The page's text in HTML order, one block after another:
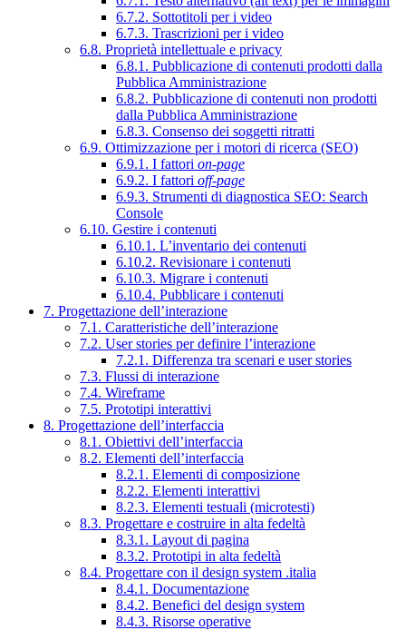
6.7.2. Sottotitoli per i video
6.7.3. Trascrizioni per i video
6.8. Proprietà intellettuale e privacy
6.8.1. Pubblicazione di contenuti prodotti dalla
Pubblica Amministrazione
6.8.2. Pubblicazione di contenuti non prodotti
dalla Pubblica Amministrazione
6.8.3. Consenso dei soggetti ritratti
6.9. Ottimizzazione per i motori di ricerca (SEO)
6.9.1. I fattori on-page
6.9.2. I fattori off-page
6.9.3. Strumenti di diagnostica SEO: Search
Console
6.10. Gestire i contenuti
6.10.1. L’inventario dei contenuti
6.10.2. Revisionare i contenuti
6.10.3. Migrare i contenuti
6.10.4. Pubblicare i contenuti
7. Progettazione dell’interazione
7.1. Caratteristiche dell’interazione
7.2. User stories per definire l’interazione
7.2.1. Differenza tra scenari e user stories
7.3. Flussi di interazione
7.4. Wireframe
7.5. Prototipi interattivi
8. Progettazione dell’interfaccia
8.1. Obiettivi dell’interfaccia
8.2. Elementi dell’interfaccia
8.2.1. Elementi di composizione
8.2.2. Elementi interattivi
8.2.3. Elementi testuali (microtesti)
8.3. Progettare e costruire in alta fedeltà
8.3.1. Layout di pagina
8.3.2. Prototipi in alta fedeltà
8.4. Progettare con il design system .italia
8.4.1. Documentazione
8.4.2. Benefici del design system
8.4.3. Risorse operative